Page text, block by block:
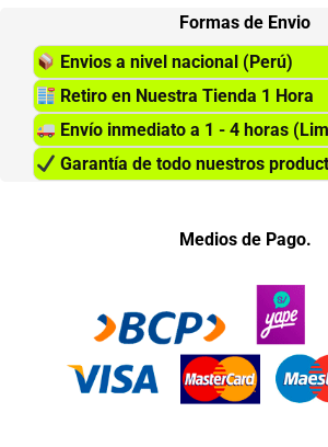
Formas de Envio
Envios a nivel nacional (Perú)
Retiro en Nuestra Tienda 1 Hora
Envío inmediato a 1 - 4 horas
Garantía de todo nuestros
Medios de Pago.